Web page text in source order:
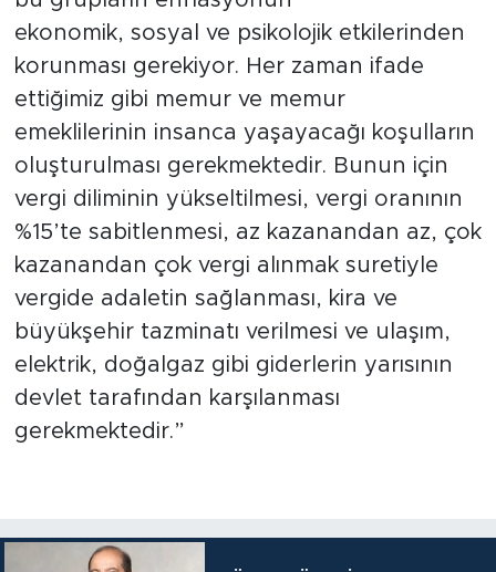
ekonomik, sosyal ve psikolojik etkilerinden
korunması gerekiyor. Her zaman ifade
ettiğimiz gibi memur ve memur
emeklilerinin insanca yaşayacağı koşulların
oluşturulması gerekmektedir. Bunun için
vergi diliminin yükseltilmesi, vergi oranının
%15’te sabitlenmesi, az kazanandan az, çok
kazanandan çok vergi alınmak suretiyle
vergide adaletin sağlanması, kira ve
büyükşehir tazminatı verilmesi ve ulaşım,
elektrik, doğalgaz gibi giderlerin yarısının
devlet tarafından karşılanması
gerekmektedir.”